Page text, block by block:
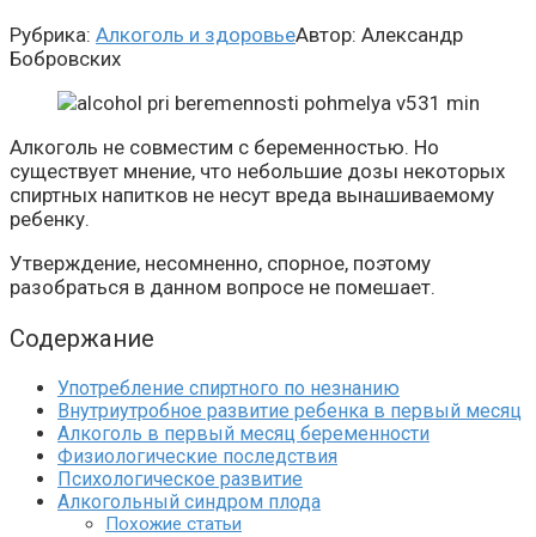
Рубрика: Алкоголь и здоровьеАвтор: Александр
Бобровских
Алкоголь не совместим с беременностью. Но
существует мнение, что небольшие дозы некоторых
спиртных напитков не несут вреда вынашиваемому
ребенку.
Утверждение, несомненно, спорное, поэтому
разобраться в данном вопросе не помешает.
Содержание
Употребление спиртного по незнанию
Внутриутробное развитие ребенка в первый месяц
Алкоголь в первый месяц беременности
Физиологические последствия
Психологическое развитие
Алкогольный синдром плода
Похожие статьи